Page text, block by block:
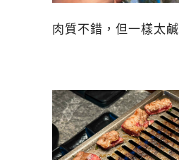
肉質不錯，但一樣太鹹